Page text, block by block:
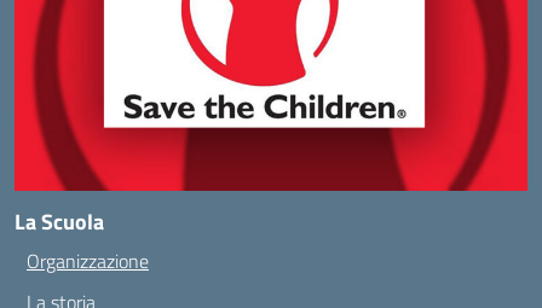
La Scuola
Organizzazione
La storia